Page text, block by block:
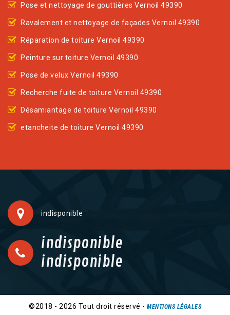
Pose et nettoyage de gouttières Vernoil 49390
Ravalement et nettoyage de façades Vernoil 49390
Réparation de toiture Vernoil 49390
Peinture sur toiture Vernoil 49390
Pose de velux Vernoil 49390
Recherche fuite de toiture Vernoil 49390
Désamiantage de toiture Vernoil 49390
etancheite de toiture Vernoil 49390
indisponible
indisponible
indisponible
©2018 - 2026 Tout droit réservé - MENTIONS LÉGALES